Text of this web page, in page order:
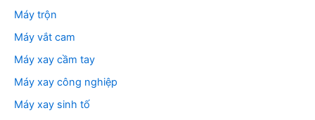
Máy trộn
Máy vắt cam
Máy xay cầm tay
Máy xay công nghiệp
Máy xay sinh tố